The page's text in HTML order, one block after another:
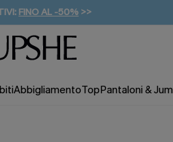
FINO AL -50% >>
GRATUITA DA 49€
NUOVI: 20% DI SCONTO*
AbbigliamentoTopPantaloni &